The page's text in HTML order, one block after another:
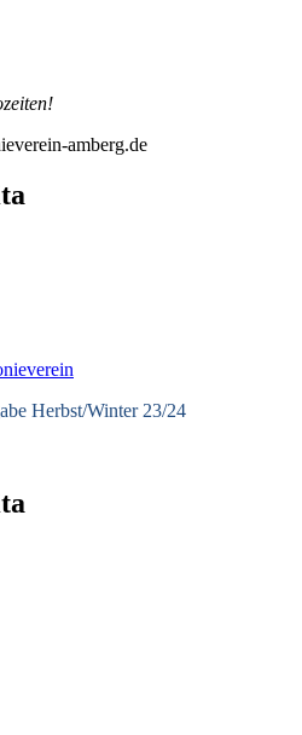
amberg.de
Herbst/Winter 23/24